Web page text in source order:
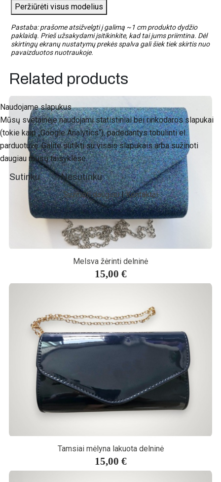
Peržiūrėti visus modelius
Pastaba: prašome atsižvelgti į galimą ~1 cm produkto dydžio
paklaidą. Prieš užsakydami įsitikinkite, kad tai jums priimtina. Dėl
skirtingų ekranų nustatymų prekės spalva gali šiek tiek skirtis nuo
pavaizduotos nuotraukoje.
Related products
Melsva žėrinti delninė
15,00 €
Tamsiai mėlyna lakuota delninė
15,00 €
Naudojame slapukus
Mūsų svetainėje naudojami statistiniai bei rinkodaros slapukai
(tokie kaip „Google Analytics“), padedantys tobulinti el.
parduotuvę. Galite sutikti su visais slapukais arba sužinoti
daugiau mūsų taisyklėse.
Sutinku Nesutinku
Sužinoti daugiau|Kontaktai